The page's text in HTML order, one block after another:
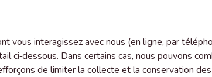
vous interagissez avec nous (en ligne, par
ci‑dessous. Dans certains cas, nous pouvons
de limiter la collecte et la conservation